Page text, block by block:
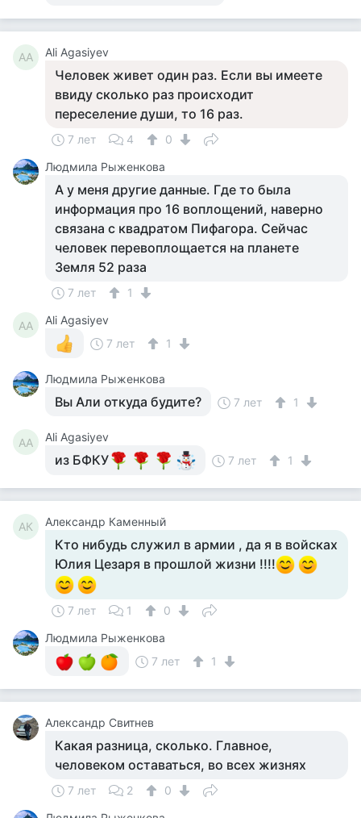
AA Ali Agasiyev
Человек живет один раз. Если вы имеете
ввиду сколько раз происходит
переселение души, то 16 раз.
7 лет 4
0
Людмила Рыженкова
А у меня другие данные. Где то была
информация про 16 воплощений, наверно
связана с квадратом Пифагора. Сейчас
человек перевоплощается на планете
Земля 52 раза
7 лет 1
AA
Ali Agasiyev
7 лет
1
Людмила Рыженкова
Вы Али откуда будите? 7 лет 1
AA Ali Agasiyev
из БФКУ 7 лет 1
АК Александр Каменный
Кто нибудь служил в армии , да я в войсках
Юлия Цезаря в прошлой жизни !!!!
7 лет 1
0
Людмила Рыженкова
7 лет
1
Александр Свитнев
Какая разница, сколько. Главное,
человеком оставаться, во всех жизнях
7 лет 2
0